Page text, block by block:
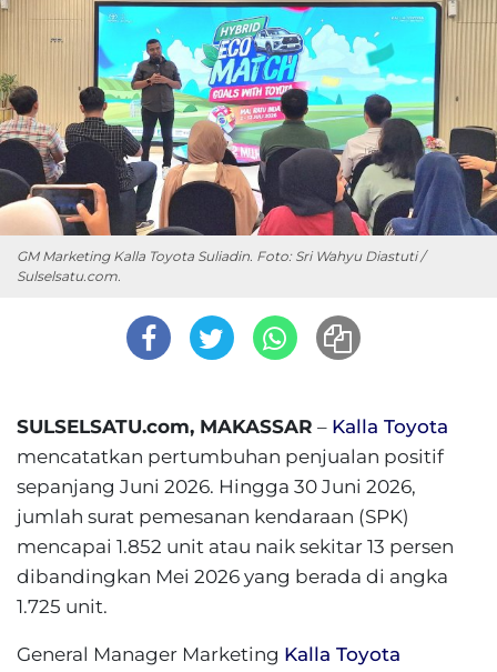
GM Marketing Kalla Toyota Suliadin. Foto: Sri Wahyu Diastuti /
Sulselsatu.com.
SULSELSATU.com, MAKASSAR – Kalla Toyota
mencatatkan pertumbuhan penjualan positif
sepanjang Juni 2026. Hingga 30 Juni 2026,
jumlah surat pemesanan kendaraan (SPK)
mencapai 1.852 unit atau naik sekitar 13 persen
dibandingkan Mei 2026 yang berada di angka
1.725 unit.
General Manager Marketing Kalla Toyota